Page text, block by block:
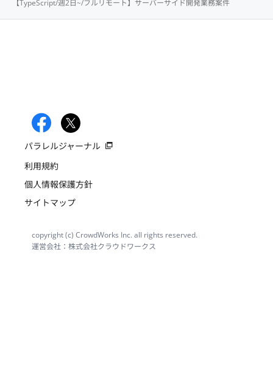
【TypeScript/週2日~/フルリモート】サーバーサイド開発業務案件
パラレルジャーナル
利用規約
個人情報保護方針
サイトマップ
copyright (c) CrowdWorks Inc. all rights reserved.
運営会社：株式会社クラウドワークス